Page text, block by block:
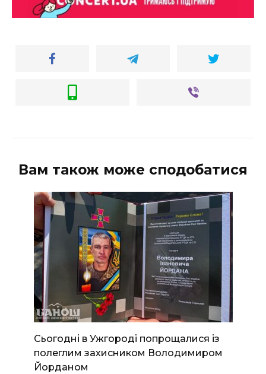
Вам також може сподобатися
Сьогодні в Ужгороді попрощалися із
полеглим захисником Володимиром
Йорданом